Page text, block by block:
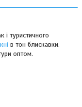
і туристичного
в тон блискавки.
оптом.